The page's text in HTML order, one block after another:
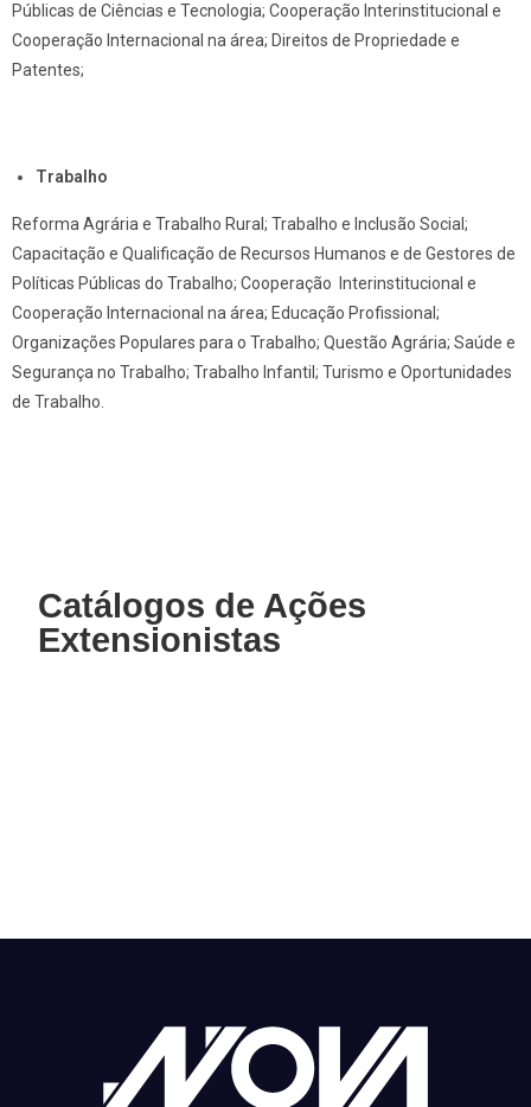
Públicas de Ciências e Tecnologia; Cooperação Interinstitucional e
Cooperação Internacional na área; Direitos de Propriedade e
Patentes;
Trabalho
Reforma Agrária e Trabalho Rural; Trabalho e Inclusão Social;
Capacitação e Qualificação de Recursos Humanos e de Gestores de
Políticas Públicas do Trabalho; Cooperação Interinstitucional e
Cooperação Internacional na área; Educação Profissional;
Organizações Populares para o Trabalho; Questão Agrária; Saúde e
Segurança no Trabalho; Trabalho Infantil; Turismo e Oportunidades
de Trabalho.
Catálogos de Ações
Extensionistas